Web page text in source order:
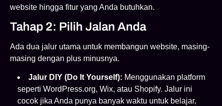
website hingga fitur yang Anda butuhkan.
Tahap 2: Pilih Jalan Anda
Ada dua jalur utama untuk membangun website, masing-
masing dengan plus minusnya.
Jalur DIY (Do It Yourself): Menggunakan platform
seperti WordPress.org, Wix, atau Shopify. Jalur ini
cocok jika Anda punya banyak waktu untuk belajar,